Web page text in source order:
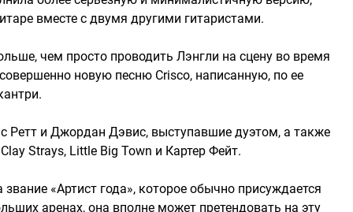
вместе с двумя другими гитаристами.
чем просто проводить Лэнгли на сцену во время
новую песню Crisco, написанную, по ее
Ретт и Джордан Дэвис, выступавшие дуэтом, а также
Strays, Little Big Town и Картер Фейт.
«Артист года», которое обычно присуждается
аренах, она вполне может претендовать на эту